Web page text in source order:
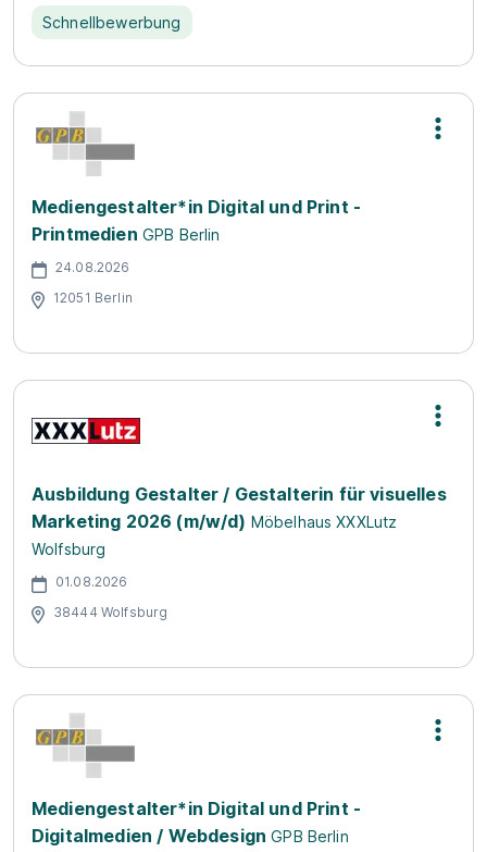
Schnellbewerbung
Mediengestalter*in Digital und Print -
Printmedien GPB Berlin
24.08.2026
12051 Berlin
Ausbildung Gestalter / Gestalterin für visuelles
Marketing 2026 (m/w/d) Möbelhaus XXXLutz
Wolfsburg
01.08.2026
38444 Wolfsburg
Mediengestalter*in Digital und Print -
Digitalmedien / Webdesign GPB Berlin